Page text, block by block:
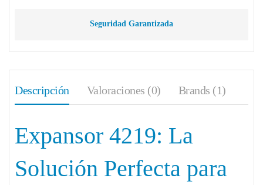
Seguridad Garantizada
Descripción Valoraciones (0) Brands (1)
Expansor 4219: La
Solución Perfecta para